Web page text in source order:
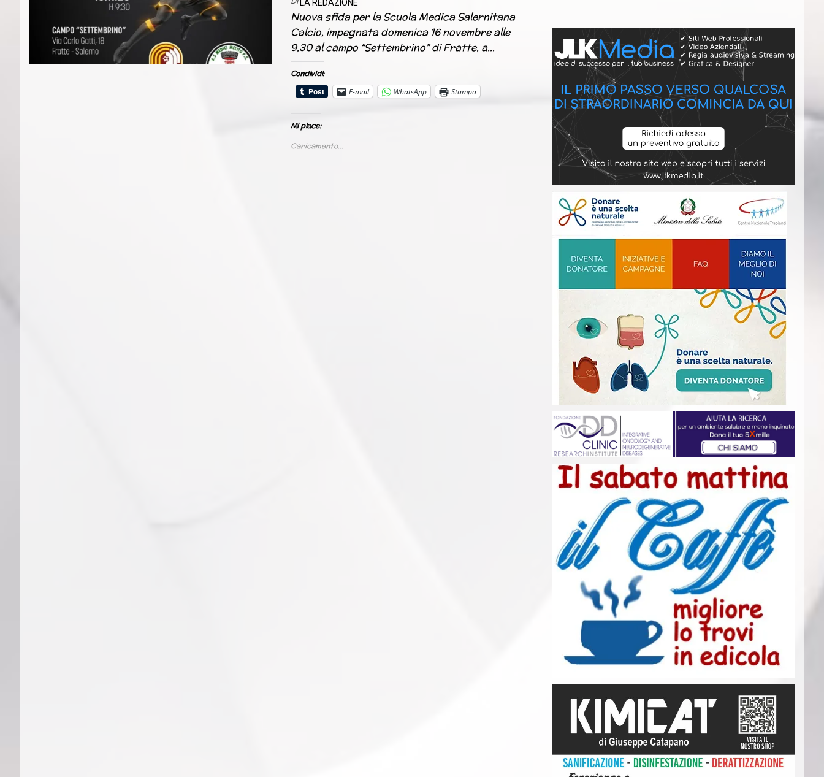
LA REDAZIONE
Nuova sfida per la Scuola Medica Salernitana
Calcio, impegnata domenica 16 novembre alle
9,30 al campo “Settembrino” di Fratte, a…
Condividi:
E-mail
WhatsApp Stampa
Mi piace:
Caricamento...